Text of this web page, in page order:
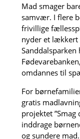
Mad smager
samvær. I flere
frivillige
nyder et lækkert
Sanddalsparken
omdannes til
For
gratis
projektet
inddrage
og sundere